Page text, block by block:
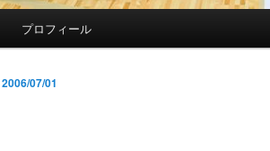
プロフィール
2006/07/01